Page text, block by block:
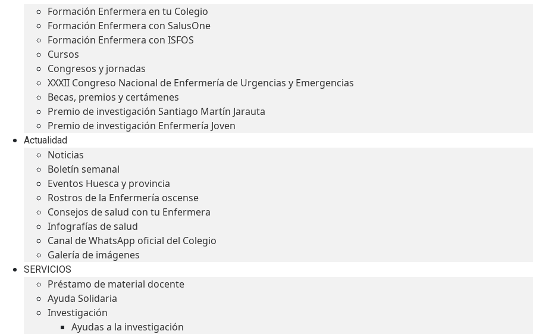
Formación Enfermera en tu Colegio
Formación Enfermera con SalusOne
Formación Enfermera con ISFOS
Cursos
Congresos y jornadas
XXXII Congreso Nacional de Enfermería de Urgencias y Emergencias
Becas, premios y certámenes
Premio de investigación Santiago Martín Jarauta
Premio de investigación Enfermería Joven
Actualidad
Noticias
Boletín semanal
Eventos Huesca y provincia
Rostros de la Enfermería oscense
Consejos de salud con tu Enfermera
Infografías de salud
Canal de WhatsApp oficial del Colegio
Galería de imágenes
SERVICIOS
Préstamo de material docente
Ayuda Solidaria
Investigación
Ayudas a la investigación